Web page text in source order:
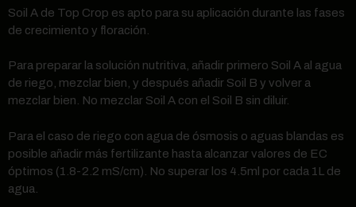
Soil A de Top Crop es apto para su aplicación durante las fases
de crecimiento y floración.
Para preparar la solución nutritiva, añadir primero Soil A al agua
de riego, mezclar bien, y después añadir Soil B y volver a
mezclar bien. No mezclar Soil A con el Soil B sin diluir.
Para el caso de riego con agua de ósmosis o aguas blandas es
posible añadir más fertilizante hasta alcanzar valores de EC
óptimos (1.8-2.2 mS/cm). No superar los 4.5ml por cada 1L de
agua.